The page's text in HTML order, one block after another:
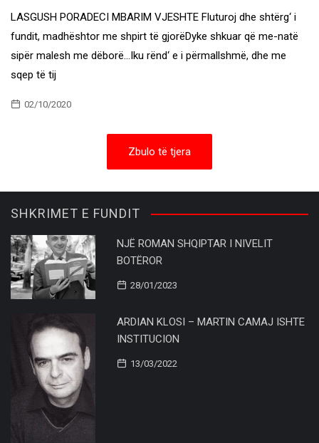
LASGUSH PORADECI MBARIM VJESHTE Fluturoj dhe shtërg‘ i
fundit, madhështor me shpirt të gjorëDyke shkuar që me-natë
sipër malesh me dëborë…Iku rënd‘ e i përmallshmë, dhe me
sqep të tij
02/10/2020
Zbulo të tjera
SHKRIMET E FUNDIT
NJË ROMAN SHQIPTAR I NIVELIT
BOTËROR
28/01/2023
ARDIAN KLOSI – MARTIN CAMAJ ISHTE
INSTITUCION
13/03/2022